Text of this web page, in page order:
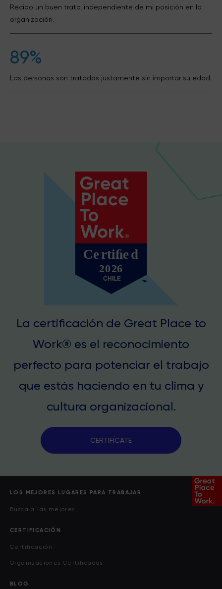
Recibo un buen trato, independiente de mi posición en la
organización.
89%
Las personas son tratadas justamente sin importar su edad.
La certificación de Great Place to
Work® es el reconocimiento
perfecto para potenciar el trabajo
que estás haciendo en tu clima y
cultura organizacional.
CERTIFÍCATE
LOS MEJORES LUGARES PARA TRABAJAR
Busca a las mejores
CERTIFICACIÓN
Certificación
Organizaciones Certificadas
BLOG